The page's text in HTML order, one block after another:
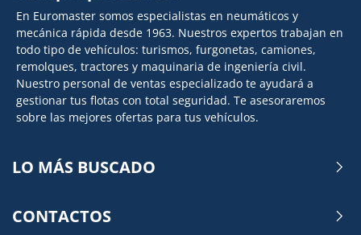
En Euromaster somos especialistas en neumáticos y
mecánica rápida desde 1963. Nuestros expertos trabajan en
todo tipo de vehículos: turismos, furgonetas, camiones,
remolques, tractores y maquinaria de ingeniería civil.
Nuestro personal de ventas especializado te ayudará a
gestionar tus flotas con total seguridad. Te asesoraremos
sobre las mejores ofertas para tus vehículos.
LO MÁS BUSCADO
CONTACTOS